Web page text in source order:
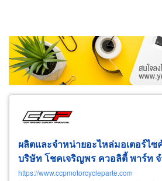
ขายส่ง ขายปลีก ผู้ผลิต
ผู้ส่งออก/นำเข้า
ธุรกิจบริการ
ผลิตและจำหน่ายอะไหล่มอเตอร์ไซ
บริษัท โชคเจริญพร ควอลิตี้ พาร์ท
https://www.ccpmotorcycleparte.com